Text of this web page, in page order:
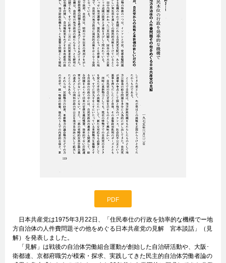
PDF
日本共産党は1975年3月22日、「住民奉仕の行政を効率的な機構でー地
方自治体の人件費問題その他をめぐる日本共産党の見解 宮本談話」（見
解）を発表しました。
「見解」は戦後の自治体労働組合運動が創始した自治研活動や、大阪･
衛都連、京都府職労が模索・探求、実践してきた民主的自治体労働者論の